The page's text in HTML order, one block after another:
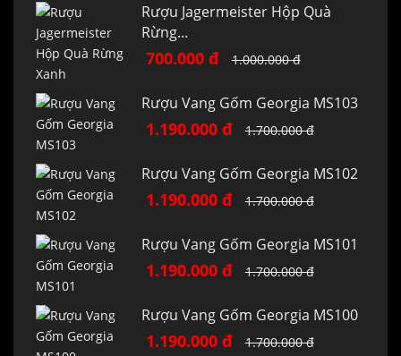
Rượu Jagermeister Hộp Quà
Rừng...
700.000 đ 1.000.000 đ
Rượu Vang Gốm Georgia MS103
1.190.000 đ 1.700.000 đ
Rượu Vang Gốm Georgia MS102
1.190.000 đ 1.700.000 đ
Rượu Vang Gốm Georgia MS101
1.190.000 đ 1.700.000 đ
Rượu Vang Gốm Georgia MS100
1.190.000 đ 1.700.000 đ